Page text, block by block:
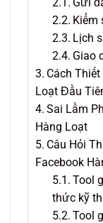
Kiểm
Lịch
Giao
Cách
Loạt Đầu
Sai Lầm
Hàng Loạt
Câu Hỏi
Facebook
Tool
thức kỹ
Tool